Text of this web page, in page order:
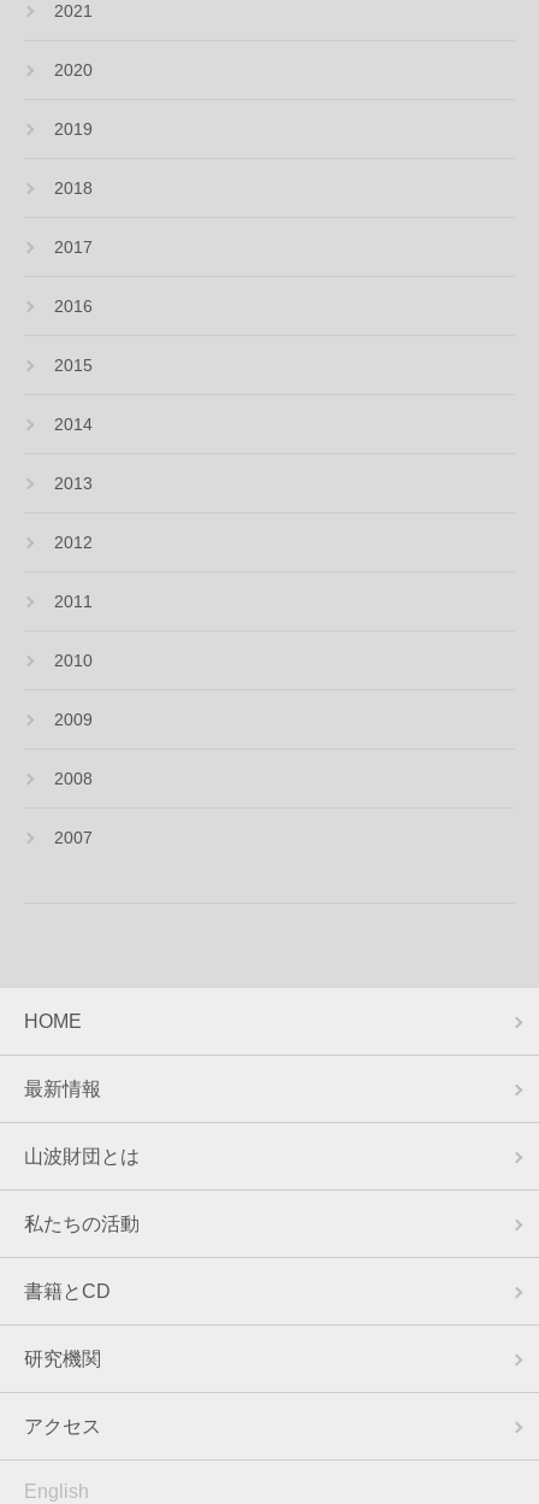
2021
2020
2019
2018
2017
2016
2015
2014
2013
2012
2011
2010
2009
2008
2007
HOME
最新情報
山波財団とは
私たちの活動
書籍とCD
研究機関
アクセス
English